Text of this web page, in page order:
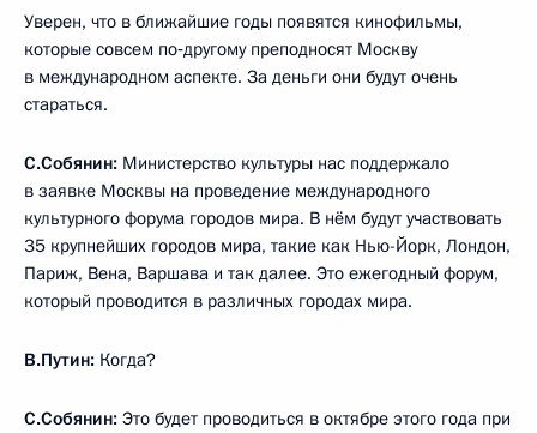
Уверен, что в ближайшие годы появятся кинофильмы,
которые совсем по‑другому преподносят Москву
в международном аспекте. За деньги они будут очень
стараться.
С.Собянин: Министерство культуры нас поддержало
в заявке Москвы на проведение международного
культурного форума городов мира. В нём будут участвовать
35 крупнейших городов мира, такие как Нью-Йорк, Лондон,
Париж, Вена, Варшава и так далее. Это ежегодный форум,
который проводится в различных городах мира.
В.Путин: Когда?
С.Собянин: Это будет проводиться в октябре этого года при